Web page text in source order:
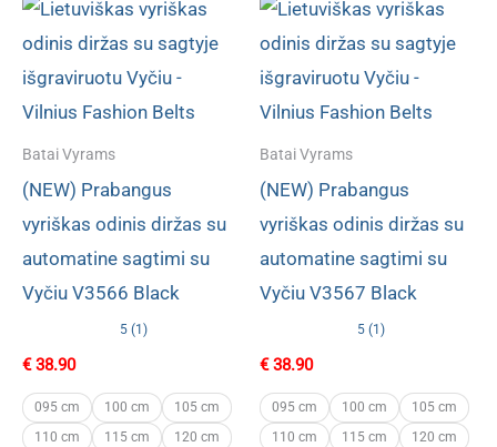
Batai Vyrams
(NEW) Prabangus
vyriškas odinis diržas su
automatine sagtimi su
Vyčiu V3566 Black
5 (1)
€38.90
095 cm 100 cm
105 cm
110 cm
115 cm
120 cm
Batai Vyrams
(NEW) Prabangus
vyriškas odinis diržas su
automatine sagtimi su
Vyčiu V3567 Black
5 (1)
€38.90
095 cm 100 cm
105 cm
110 cm
115 cm
120 cm